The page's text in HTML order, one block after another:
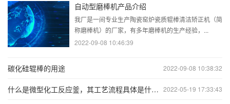
自动型磨棒机产品介绍
我厂是一间专业生产陶瓷窑炉瓷质辊棒清洁矫正机（简
称磨棒机）的厂家，有多年磨棒机的生产经验，...
2022-09-08 10:46:39
2022-09-08 10:38:32
碳化硅辊棒的用途
2022-05-19 17:33:43
什么是微型化工反应釜，其工艺流程具体是什么？